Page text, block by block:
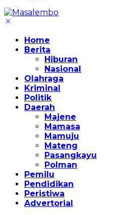
Home
Berita
Hiburan
Nasional
Olahraga
Kriminal
Politik
Daerah
Majene
Mamasa
Mamuju
Mateng
Pasangkayu
Polman
Pemilu
Pendidikan
Peristiwa
Advertorial